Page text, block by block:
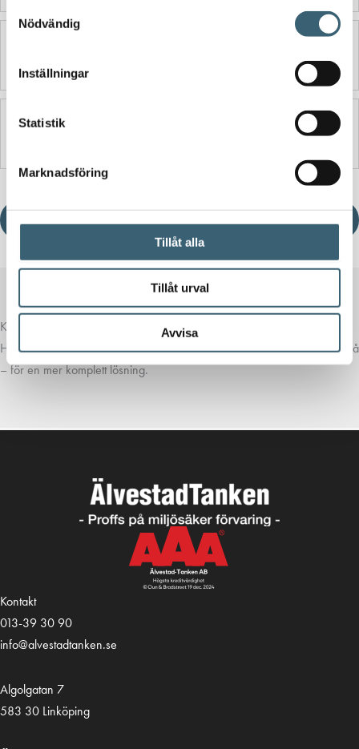
Nödvändig
Inställningar
Statistik
Marknadsföring
Tillåt alla
Tillåt urval
Avvisa
Produktblad
Ladda ner produktblad
Komplettera med rätt tillval
Här har vi samlat produkter som ofta passar bra ihop med det du tittar på
– för en mer komplett lösning.
Kontakt
013-39 30 90
info@alvestadtanken.se
Algolgatan 7
583 30 Linköping